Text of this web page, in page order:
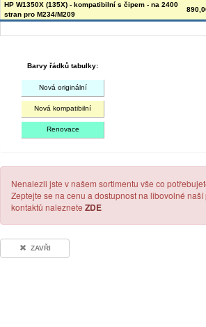
HP W1350X (135X) - kompatibilní s čipem - na 2400
stran pro M234/M209
Barvy řádků tabulky:
Nová originální
Nová kompatibilní
Renovace
Nenalezli jste v našem sortimentu vše co
Zeptejte se na cenu a dostupnost na libovolné
kontaktů naleznete ZDE
ZAVŘI